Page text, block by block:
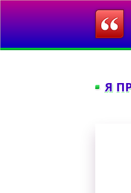
Я